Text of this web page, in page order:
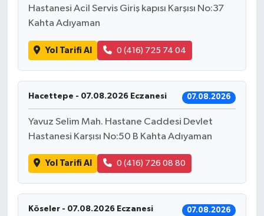
Hastanesi Acil Servis Giriş kapısı Karşısı No:37
Kahta Adıyaman
Yol Tarifi Al 0 (416) 725 74 04
Hacettepe - 07.08.2026 Eczanesi 07.08.2026
Yavuz Selim Mah. Hastane Caddesi Devlet
Hastanesi Karşısı No:50 B Kahta Adıyaman
Yol Tarifi Al 0 (416) 726 08 80
Köseler - 07.08.2026 Eczanesi 07.08.2026